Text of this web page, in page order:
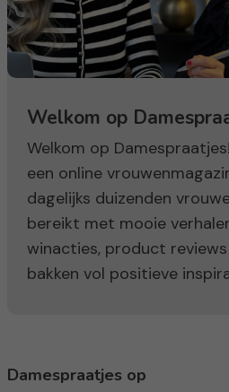
Welkom op
Welkom op
een online
dagelijks duizenden
bereikt met mooie
winacties, product
bakken vol positieve
Damespraatjes op